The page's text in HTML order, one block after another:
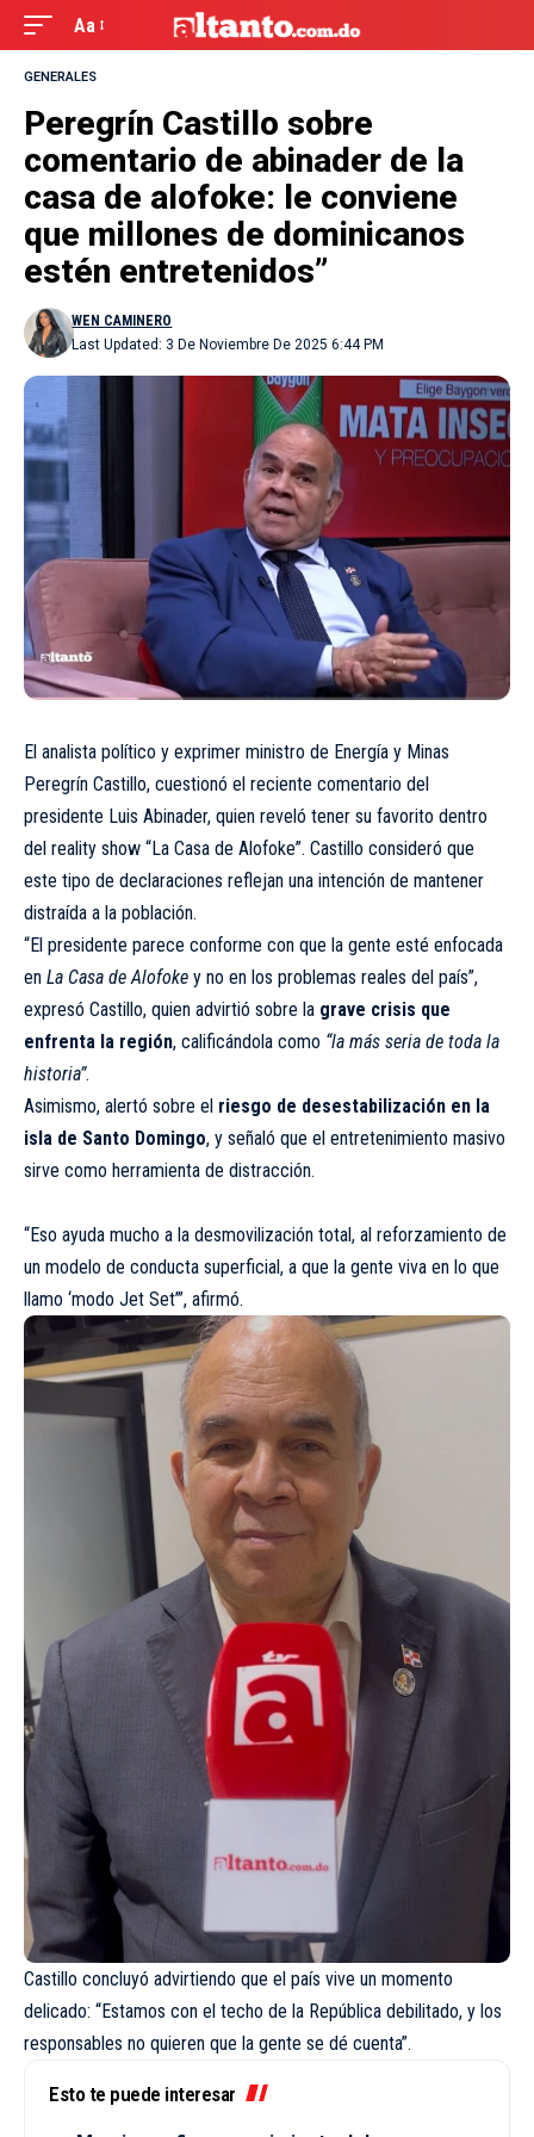
Aa
GENERALES
Peregrín Castillo sobre
comentario de abinader de la
casa de alofoke: le conviene
que millones de dominicanos
estén entretenidos”
Last Updated: 3 De Noviembre De 2025 6:44 PM
WEN CAMINERO
El analista político y exprimer ministro de Energía y Minas
Peregrín Castillo, cuestionó el reciente comentario del
presidente Luis Abinader, quien reveló tener su favorito dentro
del reality show “La Casa de Alofoke”. Castillo consideró que
este tipo de declaraciones reflejan una intención de mantener
distraída a la población.
“El presidente parece conforme con que la gente esté enfocada
en La Casa de Alofoke y no en los problemas reales del país”,
expresó Castillo, quien advirtió sobre la grave crisis que
enfrenta la región, calificándola como “la más seria de toda la
historia”.
Asimismo, alertó sobre el riesgo de desestabilización en la
isla de Santo Domingo, y señaló que el entretenimiento masivo
sirve como herramienta de distracción.
“Eso ayuda mucho a la desmovilización total, al reforzamiento de
un modelo de conducta superficial, a que la gente viva en lo que
llamo ‘modo Jet Set’”, afirmó.
Castillo concluyó advirtiendo que el país vive un momento
delicado: “Estamos con el techo de la República debilitado, y los
responsables no quieren que la gente se dé cuenta”.
Esto te puede interesar